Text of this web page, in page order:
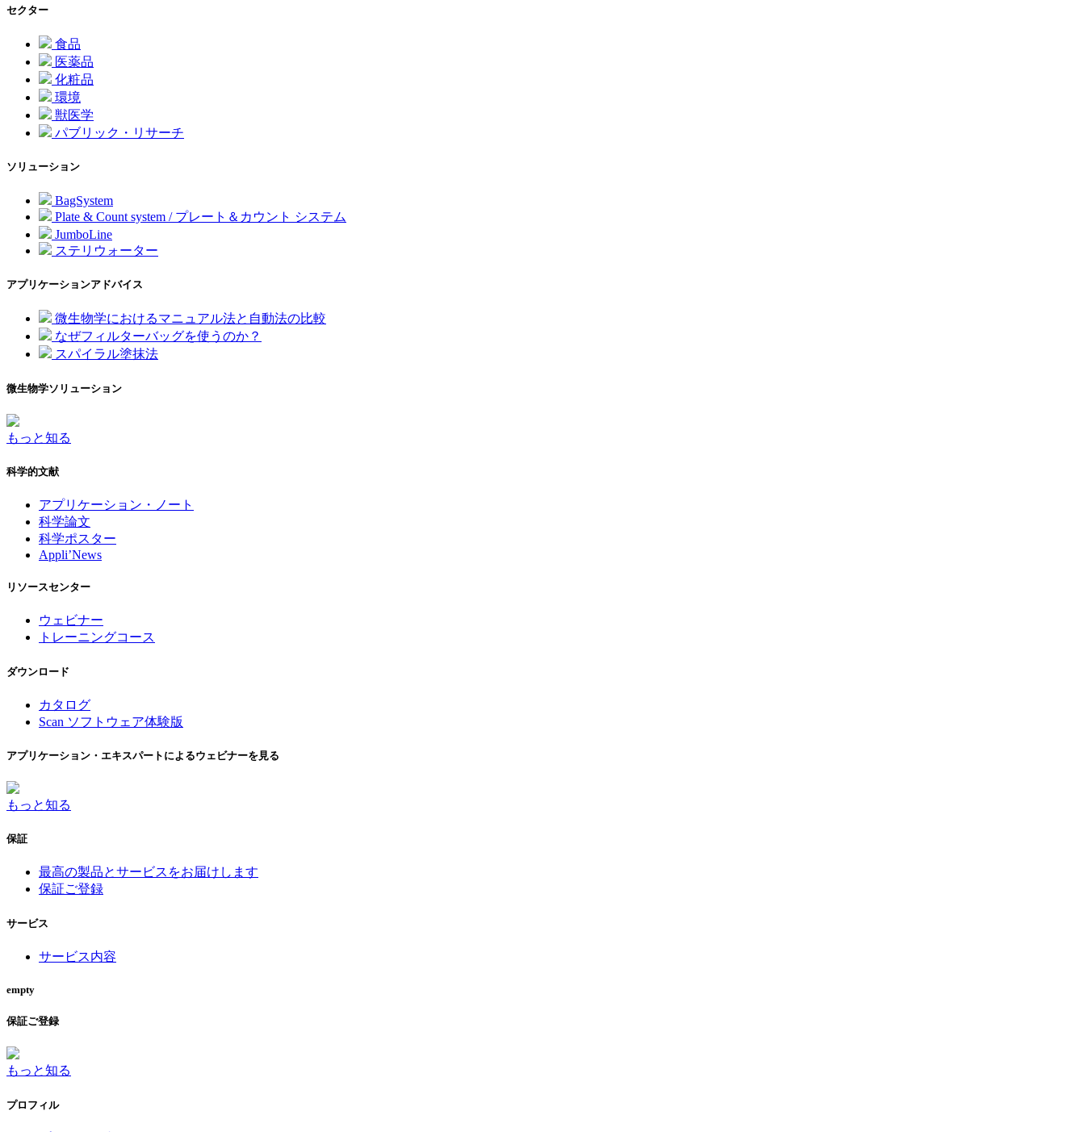
セクター
食品
医薬品
化粧品
環境
獣医学
パブリック・リサーチ
ソリューション
BagSystem
Plate & Count system / プレート＆カウント システム
JumboLine
ステリウォーター
アプリケーションアドバイス
微生物学におけるマニュアル法と自動法の比較
なぜフィルターバッグを使うのか？
スパイラル塗抹法
微生物学ソリューション
もっと知る
科学的文献
アプリケーション・ノート
科学論文
科学ポスター
Appli’News
リソースセンター
ウェビナー
トレーニングコース
ダウンロード
カタログ
Scan ソフトウェア体験版
アプリケーション・エキスパートによるウェビナーを見る
もっと知る
保証
最高の製品とサービスをお届けします
保証ご登録
サービス
サービス内容
empty
保証ご登録
もっと知る
プロフィル